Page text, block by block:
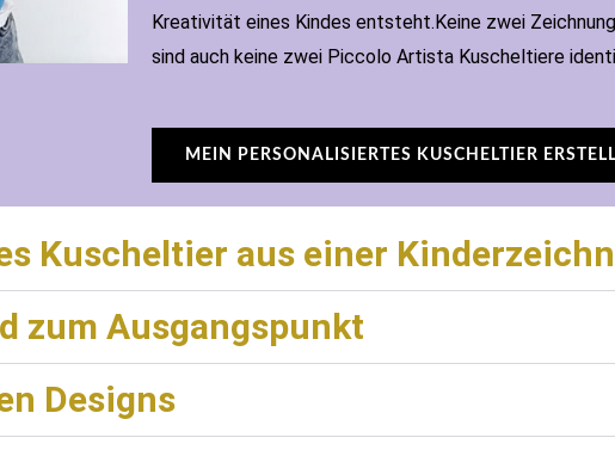
Kreativität eines Kindes entsteht.Keine zwei
sind auch keine zwei Piccolo Artista Kuscheltiere
MEIN PERSONALISIERTES KUSCHELTIER
Kuscheltier aus einer
zum Ausgangspunkt
Designs